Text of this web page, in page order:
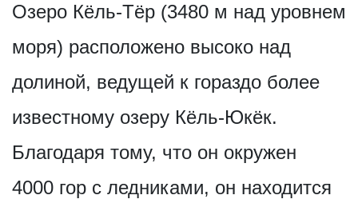
Озеро Кёль-Тёр (3480 м над уровнем
моря) расположено высоко над
долиной, ведущей к гораздо более
известному озеру Кёль-Юкёк.
Благодаря тому, что он окружен
4000 гор с ледниками, он находится